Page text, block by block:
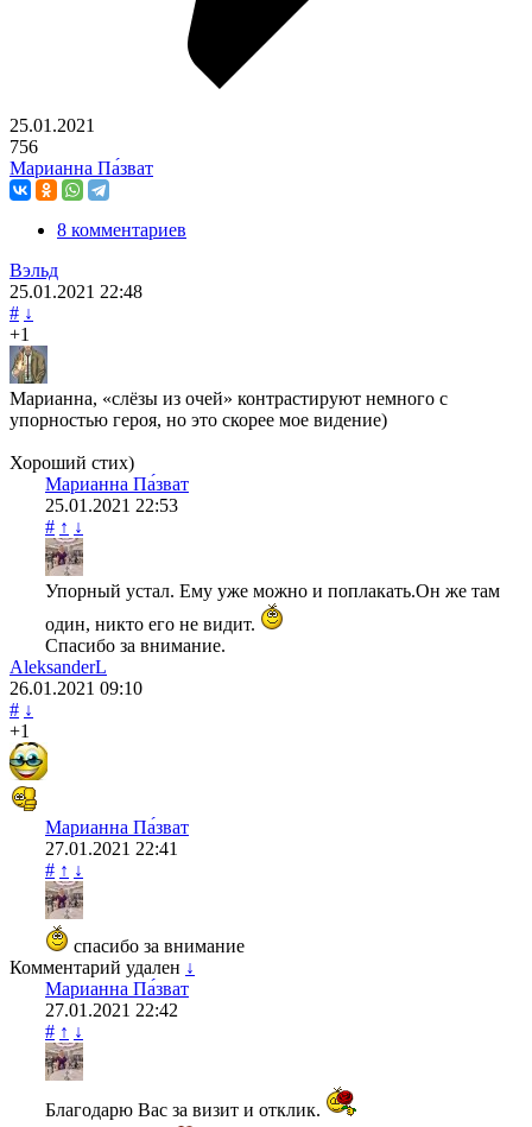
25.01.2021
756
Марианна Па́зват
8 комментариев
Вэльд
25.01.2021 22:48
# ↓
+1
Марианна, «слёзы из очей» контрастируют немного с
упорностью героя, но это скорее мое видение)
Хороший стих)
Марианна Па́зват
25.01.2021 22:53
# ↑ ↓
Упорный устал. Ему уже можно и поплакать.Он же там
один, никто его не видит.
Спасибо за внимание.
AleksanderL
26.01.2021 09:10
# ↓
+1
Марианна Па́зват
27.01.2021 22:41
# ↑ ↓
спасибо за внимание
Комментарий удален ↓
Марианна Па́зват
27.01.2021 22:42
# ↑ ↓
Благодарю Вас за визит и отклик.